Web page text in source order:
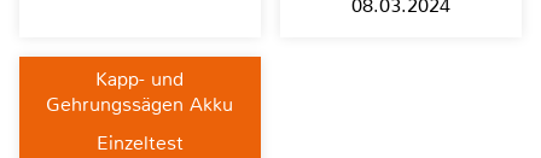
08.03.2024
Kapp- und
Gehrungssägen Akku
Einzeltest